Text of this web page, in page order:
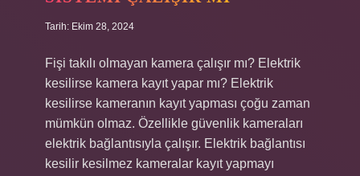
Tarih: Ekim 28, 2024
Fişi takılı olmayan kamera çalışır mı? Elektrik
kesilirse kamera kayıt yapar mı? Elektrik
kesilirse kameranın kayıt yapması çoğu zaman
mümkün olmaz. Özellikle güvenlik kameraları
elektrik bağlantısıyla çalışır. Elektrik bağlantısı
kesilir kesilmez kameralar kayıt yapmayı